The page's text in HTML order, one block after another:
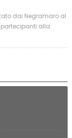
dai Negramaro al
partecipanti alla